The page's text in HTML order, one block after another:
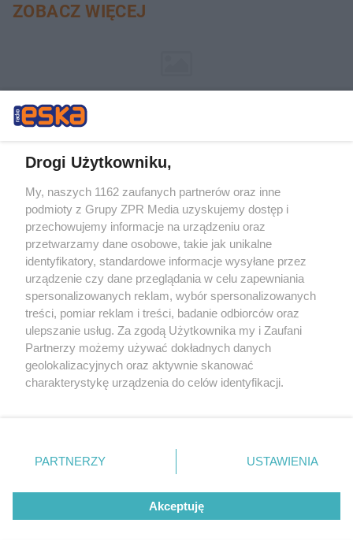
ZOBACZ WIĘCEJ
Żaden utwór zamieszczony w serwisie nie może być powielany i
tym także elektroniczny lub mechaniczny) na jakimkolwiek polu
eksploatacji w jakiejkolwiek formie, włącznie z umieszczaniem w
Internecie bez pisemnej zgody właściciela praw. Jakiekolwiek użycie lub
Drogi Użytkowniku,
My, naszych 1162 zaufanych partnerów oraz inne
podmioty z Grupy ZPR Media uzyskujemy dostęp i
przechowujemy informacje na urządzeniu oraz
przetwarzamy dane osobowe, takie jak unikalne
identyfikatory, standardowe informacje wysyłane przez
urządzenie czy dane przeglądania w celu zapewniania
spersonalizowanych reklam, wybór spersonalizowanych
treści, pomiar reklam i treści, badanie odbiorców oraz
ulepszanie usług. Za zgodą Użytkownika my i Zaufani
Partnerzy możemy używać dokładnych danych
geolokalizacyjnych oraz aktywnie skanować
charakterystykę urządzenia do celów identyfikacji.
zmienić/wycofać klikając przycisk ustawień prywatności
znajdujący się w lewym dolnym rogu strony
rodzaje przetwarzania danych nie wymagają zgody
użytkownika, ale masz prawo sprzeciwić się takiemu
przetwarzaniu. Preferencje będą miały zastosowanie tylko
PARTNERZY USTAWIENIA
Akceptuję